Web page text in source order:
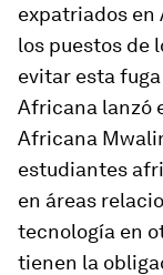
expatriados en
los puestos de
evitar esta
Africana lanzó
Africana
estudiantes
en áreas
tecnología en
tienen la